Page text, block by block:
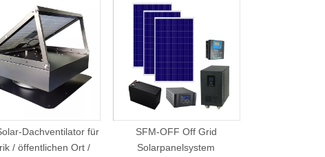
Dachventilator für
/ öffentlichen Ort /
SFM-OFF Off Grid
Solarpanelsystem